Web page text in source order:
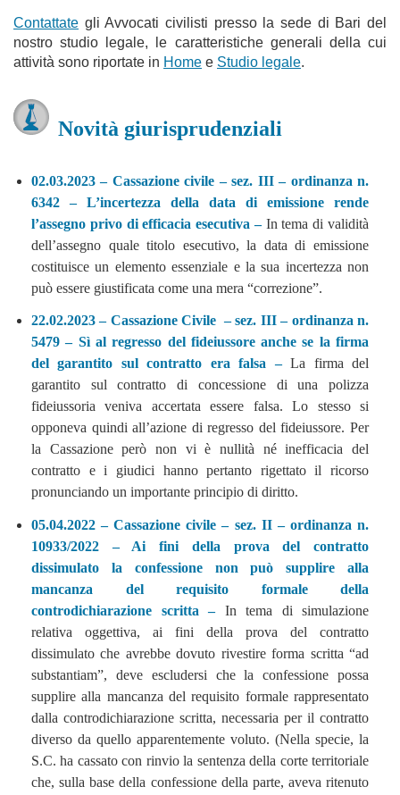
Contattate gli Avvocati civilisti presso la sede di Bari del
nostro studio legale, le caratteristiche generali della cui
attività sono riportate in Home e Studio legale.
Novità giurisprudenziali
02.03.2023 – Cassazione civile – sez. III – ordinanza n.
6342 – L’incertezza della data di emissione rende
l’assegno privo di efficacia esecutiva – In tema di validità
dell’assegno quale titolo esecutivo, la data di emissione
costituisce un elemento essenziale e la sua incertezza non
può essere giustificata come una mera “correzione”.
22.02.2023 – Cassazione Civile – sez. III – ordinanza n.
5479 – Sì al regresso del fideiussore anche se la firma
del garantito sul contratto era falsa –La firma del
garantito sul contratto di concessione di una polizza
fideiussoria veniva accertata essere falsa. Lo stesso si
opponeva quindi all’azione di regresso del fideiussore. Per
la Cassazione però non vi è nullità né inefficacia del
contratto e i giudici hanno pertanto rigettato il ricorso
pronunciando un importante principio di diritto.
05.04.2022 – Cassazione civile – sez. II – ordinanza n.
10933/2022 – Ai fini della prova del contratto
dissimulato la confessione non può supplire alla
mancanza del requisito formale della
controdichiarazione scritta – In tema di simulazione
relativa oggettiva, ai fini della prova del contratto
dissimulato che avrebbe dovuto rivestire forma scritta “ad
substantiam”, deve escludersi che la confessione possa
supplire alla mancanza del requisito formale rappresentato
dalla controdichiarazione scritta, necessaria per il contratto
diverso da quello apparentemente voluto. (Nella specie, la
S.C. ha cassato con rinvio la sentenza della corte territoriale
che, sulla base della confessione della parte, aveva ritenuto